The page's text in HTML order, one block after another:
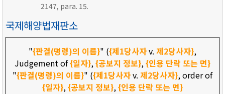
2147, para. 15.
국제해양법재판소
"{판결(명령)의 이름}" ({제1당사자v. 제2당사자},
Judgement of{일자},{공보지 정보},{인용 단락 또는 면}
"{판결(명령)의 이름}" ({제1당사자v. 제2당사자}, order of
{일자},{공보지 정보},{인용 단락 또는 면}